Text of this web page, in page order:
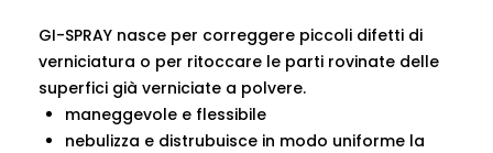
GI-SPRAY nasce per correggere piccoli difetti di
verniciatura o per ritoccare le parti rovinate delle
superfici già verniciate a polvere.
maneggevole e flessibile
nebulizza e distrubuisce in modo uniforme la